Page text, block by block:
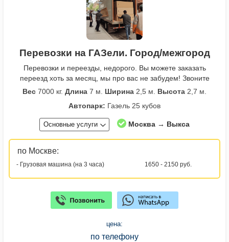
Перевозки на ГАЗели. Город/межгород
Перевозки и переезды, недорого. Вы можете заказать
переезд хоть за месяц, мы про вас не забудем! Звоните
Вес 7000 кг. Длина 7 м. Ширина 2,5 м. Высота 2,7 м.
Автопарк: Газель 25 кубов
Основные услуги Москва → Выкса
по Москве:
- Грузовая машина (на 3 часа) 1650 - 2150 руб.
цена:
по телефону